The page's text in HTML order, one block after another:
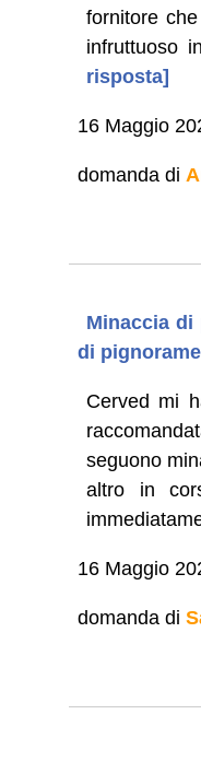
fornitore
infruttuoso
risposta]
16 Maggio
domanda di
Minaccia
di
Cerved mi
seguono
altro in
16 Maggio
domanda di